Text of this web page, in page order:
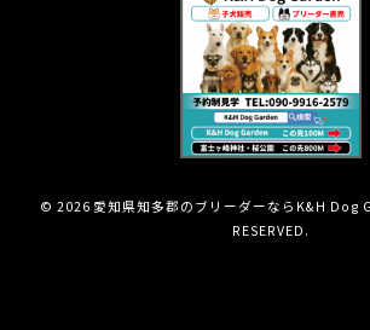
© 2026 愛知県知多郡のブリーダーならK&H Dog
RESERVED.